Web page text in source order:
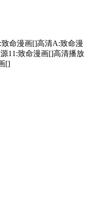
命漫画[]高清A:致命漫
11:致命漫画[]高清播放
[]